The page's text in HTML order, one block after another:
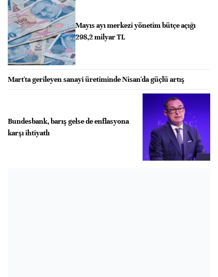
Mayıs ayı merkezi yönetim bütçe açığı
298,2 milyar TL
Mart'ta gerileyen sanayi üretiminde Nisan'da güçlü artış
Bundesbank, barış gelse de enflasyona
karşı ihtiyatlı